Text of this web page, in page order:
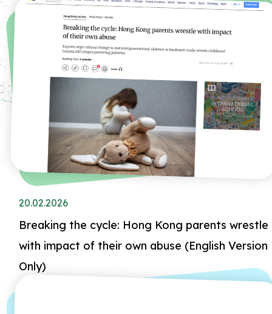
20.02.2026
Breaking the cycle: Hong Kong parents wrestle
with impact of their own abuse (English Version
Only)